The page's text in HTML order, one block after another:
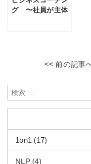
グ 〜社員が主体
<< 前の記事
1on1 (17)
NLP (4)